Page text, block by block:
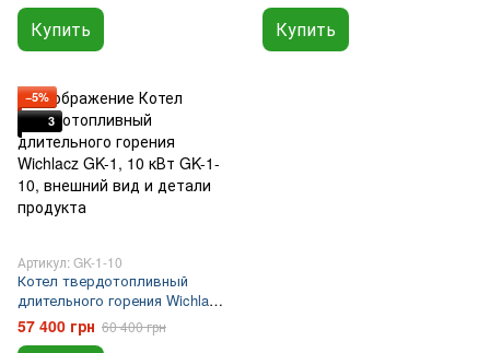
Купить Купить
−5%
3
Артикул: GK-1-10
Котел твердотопливный
длительного горения Wichlacz
GK-1, 10 кВт
57 400 грн 60 400 грн